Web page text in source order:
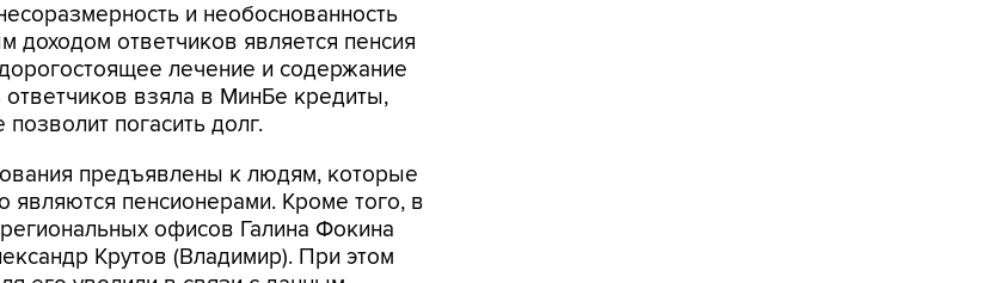
и необоснованность
ответчиков является пенсия
лечение и содержание
взяла в МинБе кредиты,
погасить долг.
предъявлены к людям, которые
являются пенсионерами. Кроме того, в
офисов Галина Фокина
Крутов (Владимир). При этом